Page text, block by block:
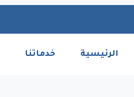
الرئيسية خدماتنا